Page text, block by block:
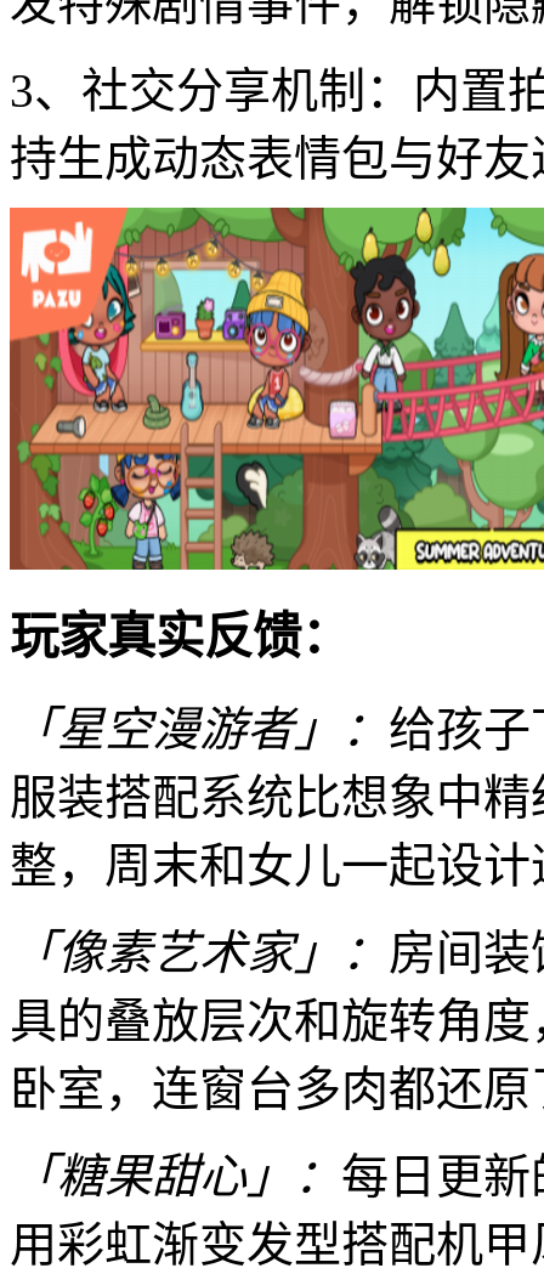
3、社交分享机制：内置
持生成动态表情包与好
玩家真实反馈：
「星空漫游者」： 给孩
服装搭配系统比想象中
整，周末和女儿一起设
「像素艺术家」： 房间
具的叠放层次和旋转角
卧室，连窗台多肉都还原
「糖果甜心」： 每日更
用彩虹渐变发型搭配机